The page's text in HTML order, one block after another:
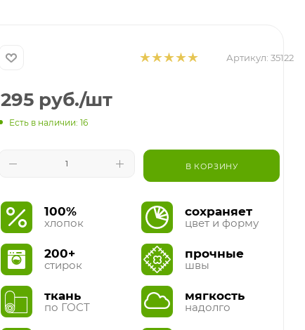
Артикул: 35122
295 руб./шт
Есть в наличии: 16
В КОРЗИНУ
100%
хлопок
200+
стирок
ткань
по ГОСТ
сохраняет
цвет и форму
прочные
швы
мягкость
надолго